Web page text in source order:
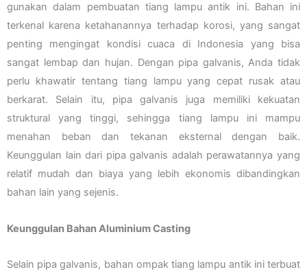
gunakan dalam pembuatan tiang lampu antik ini. Bahan ini
terkenal karena ketahanannya terhadap korosi, yang sangat
penting mengingat kondisi cuaca di Indonesia yang bisa
sangat lembap dan hujan. Dengan pipa galvanis, Anda tidak
perlu khawatir tentang tiang lampu yang cepat rusak atau
berkarat. Selain itu, pipa galvanis juga memiliki kekuatan
struktural yang tinggi, sehingga tiang lampu ini mampu
menahan beban dan tekanan eksternal dengan baik.
Keunggulan lain dari pipa galvanis adalah perawatannya yang
relatif mudah dan biaya yang lebih ekonomis dibandingkan
bahan lain yang sejenis.
Keunggulan Bahan Aluminium Casting
Selain pipa galvanis, bahan ompak tiang lampu antik ini terbuat